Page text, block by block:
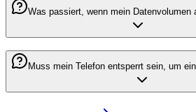
Was passiert, wenn mein Datenvolumen
Muss mein Telefon entsperrt sein, um